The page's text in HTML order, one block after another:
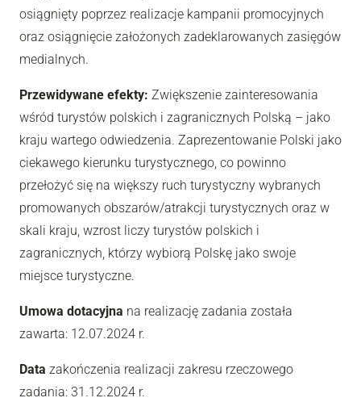
osiągnięty poprzez realizacje kampanii promocyjnych
oraz osiągnięcie założonych zadeklarowanych zasięgów
medialnych.
Przewidywane efekty: Zwiększenie zainteresowania
wśród turystów polskich i zagranicznych Polską – jako
kraju wartego odwiedzenia. Zaprezentowanie Polski jako
ciekawego kierunku turystycznego, co powinno
przełożyć się na większy ruch turystyczny wybranych
promowanych obszarów/atrakcji turystycznych oraz w
skali kraju, wzrost liczy turystów polskich i
zagranicznych, którzy wybiorą Polskę jako swoje
miejsce turystyczne.
Umowa dotacyjna na realizację zadania została
zawarta: 12.07.2024 r.
Data zakończenia realizacji zakresu rzeczowego
zadania: 31.12.2024 r.